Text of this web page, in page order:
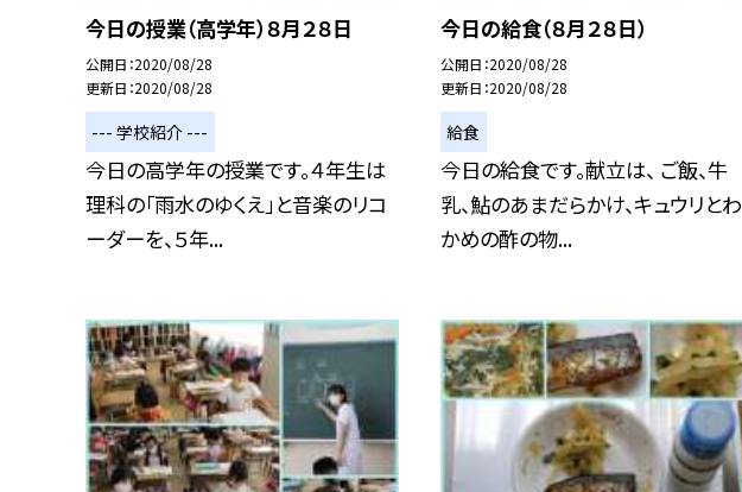
今日の授業（高学年）８月２８日
公開日 2020/08/28
更新日 2020/08/28
--- 学校紹介 ---
今日の高学年の授業です。４年生は
理科の「雨水のゆくえ」と音楽のリコ
ーダーを、５年...
今日の給食（８月２８日）
公開日 2020/08/28
更新日 2020/08/28
給食
今日の給食です。献立は、 ご飯、牛
乳、鮎のあまだらかけ、キュウリとわ
かめの酢の物...